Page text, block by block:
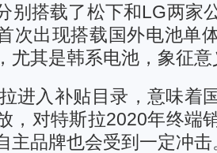
别搭载了松下和LG两家
次出现搭载国外电池单
尤其是韩系电池，象征
进入补贴目录，意味着
，对特斯拉2020年终端
主品牌也会受到一定冲击